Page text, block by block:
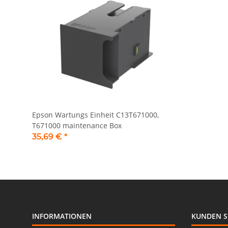
Epson Wartungs Einheit C13T671000,
T671000 maintenance Box
35,69 € *
INFORMATIONEN KUNDEN